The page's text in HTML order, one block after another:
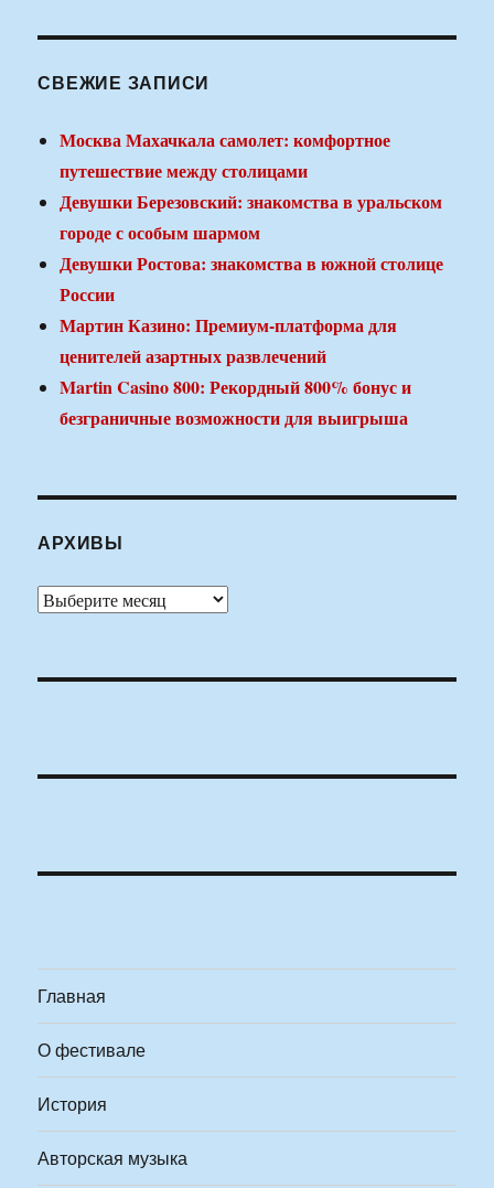
СВЕЖИЕ ЗАПИСИ
Москва Махачкала самолет: комфортное
путешествие между столицами
Девушки Березовский: знакомства в уральском
городе с особым шармом
Девушки Ростова: знакомства в южной столице
России
Мартин Казино: Премиум-платформа для
ценителей азартных развлечений
Martin Casino 800: Рекордный 800% бонус и
безграничные возможности для выигрыша
АРХИВЫ
Архивы
Главная
О фестивале
История
Авторская музыка